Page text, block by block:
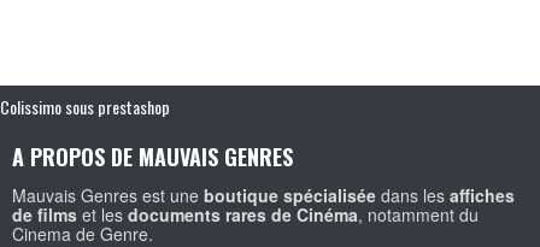
Colissimo sous prestashop
A PROPOS DE MAUVAIS GENRES
Mauvais Genres est une boutique spécialisée dans les affiches
de films et les documents rares de Cinéma, notamment du
Cinema de Genre.